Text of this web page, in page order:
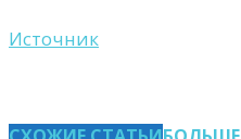
Источник